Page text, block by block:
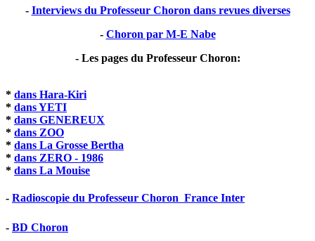
- Interviews du Professeur Choron dans revues diverses
- Choron par M-E Nabe
- Les pages du Professeur Choron:
* dans Hara-Kiri
* dans YETI
* dans GENEREUX
* dans ZOO
* dans La Grosse Bertha
* dans ZERO - 1986
* dans La Mouise
- Radioscopie du Professeur Choron  France Inter
- BD Choron